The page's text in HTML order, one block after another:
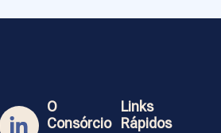
O
Consórcio
Links
Rápidos